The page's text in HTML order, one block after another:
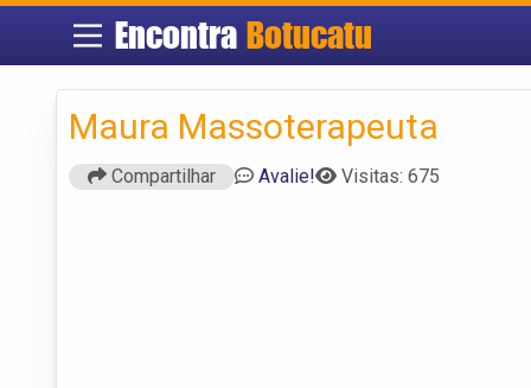
Encontra Botucatu
Maura Massoterapeuta
Compartilhar Avalie! Visitas: 675